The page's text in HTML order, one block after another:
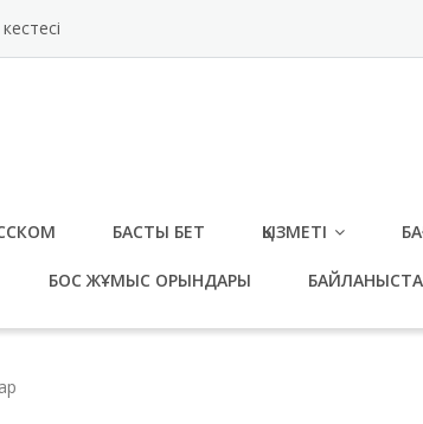
БАСТЫ БЕТ ҚЫЗМЕТІ
БОС ЖҰМЫС ОРЫНДАРЫ